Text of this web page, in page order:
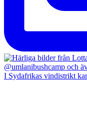
I Sydafrikas vindistrikt